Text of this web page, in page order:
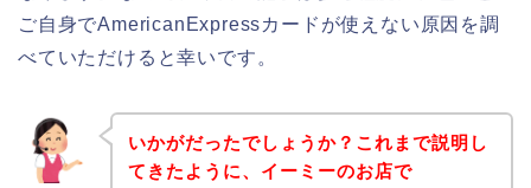
ご自身でAmericanExpressカードが使えない原因を調
べていただけると幸いです。
いかがだったでしょうか？これまで説明し
てきたように、イーミーのお店で